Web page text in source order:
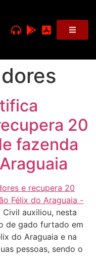
20
fazenda
Civil auxiliou, nesta
de gado furtado em
do Araguaia e na
pessoas, sendo o